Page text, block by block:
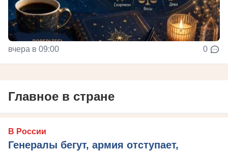
вчера в 09:00 0
Главное в стране
В России
Генералы бегут, армия отступает,